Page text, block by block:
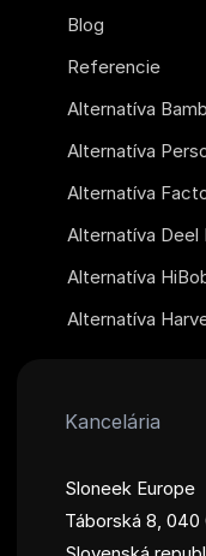
Blog
Referencie
Alternatíva
Alternatíva
Alternatíva
Alternatíva Deel
Alternatíva
Alternatíva
Kancelária
Sloneek Europe
Táborská 8, 040